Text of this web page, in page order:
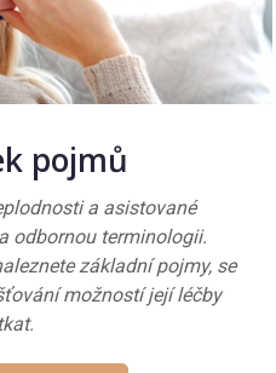
pojmů
a asistované
odbornou terminologii.
základní pojmy, se
možností její léčby